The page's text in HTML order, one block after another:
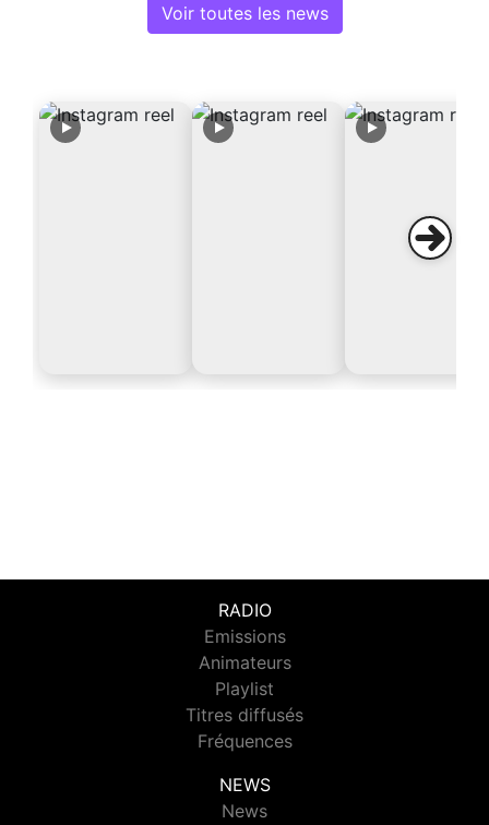
Voir toutes les news
RADIO
Emissions
Animateurs
Playlist
Titres diffusés
Fréquences
NEWS
News